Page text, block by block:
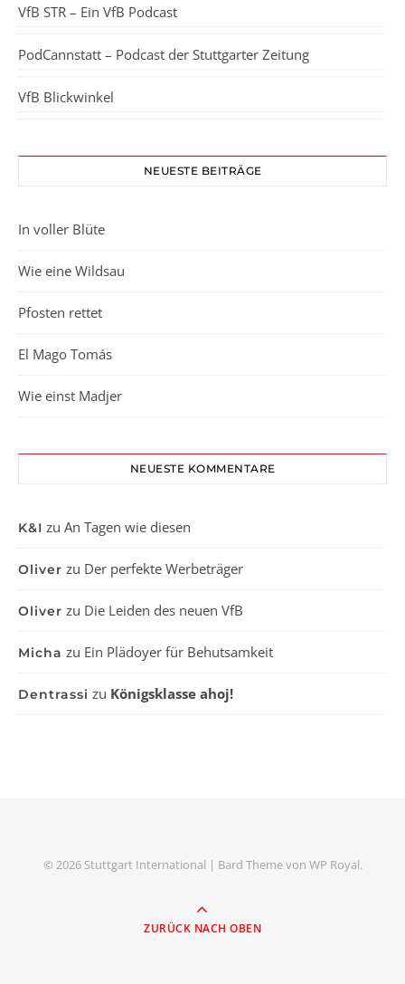
VfB STR – Ein VfB Podcast
PodCannstatt – Podcast der Stuttgarter Zeitung
VfB Blickwinkel
NEUESTE BEITRÄGE
In voller Blüte
Wie eine Wildsau
Pfosten rettet
El Mago Tomás
Wie einst Madjer
NEUESTE KOMMENTARE
K&I zu An Tagen wie diesen
Oliver zu Der perfekte Werbeträger
Oliver zu Die Leiden des neuen VfB
Micha zu Ein Plädoyer für Behutsamkeit
Dentrassi zu Königsklasse ahoj!
© 2026 Stuttgart International | Bard Theme von WP Royal.
ZURÜCK NACH OBEN